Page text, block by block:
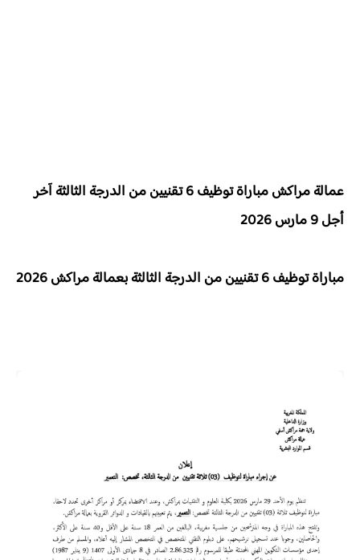
عمالة مراكش مباراة توظيف 6 تقنيين من الدرجة الثالثة آخر
أجل 9 مارس 2026
مباراة توظيف 6 تقنيين من الدرجة الثالثة بعمالة مراكش 2026